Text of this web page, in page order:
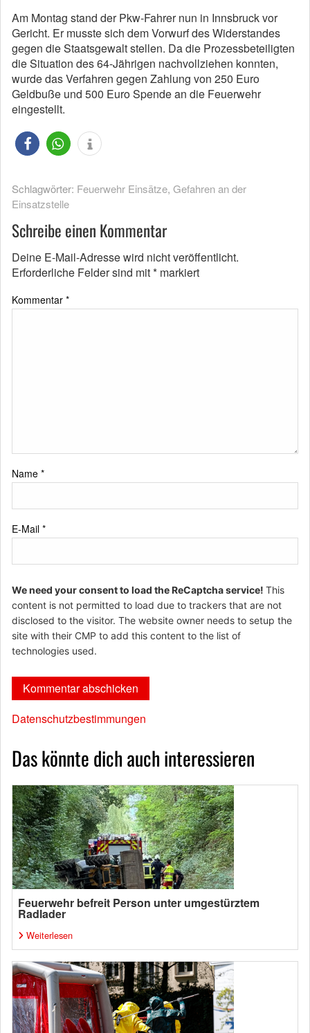
Am Montag stand der Pkw-Fahrer nun in Innsbruck vor
Gericht. Er musste sich dem Vorwurf des Widerstandes
gegen die Staatsgewalt stellen. Da die Prozessbeteiligten
die Situation des 64-Jährigen nachvollziehen konnten,
wurde das Verfahren gegen Zahlung von 250 Euro
Geldbuße und 500 Euro Spende an die Feuerwehr
eingestellt.
Schlagwörter: Feuerwehr Einsätze, Gefahren an der
Einsatzstelle
Schreibe einen Kommentar
Deine E-Mail-Adresse wird nicht veröffentlicht.
Erforderliche Felder sind mit* markiert
Kommentar *
Name *
E-Mail *
We need your consent to load the ReCaptcha service! This
content is not permitted to load due to trackers that are not
disclosed to the visitor. The website owner needs to setup the
site with their CMP to add this content to the list of
technologies used.
Datenschutzbestimmungen
Das könnte dich auch interessieren
Feuerwehr befreit Person unter umgestürztem
Radlader
Weiterlesen